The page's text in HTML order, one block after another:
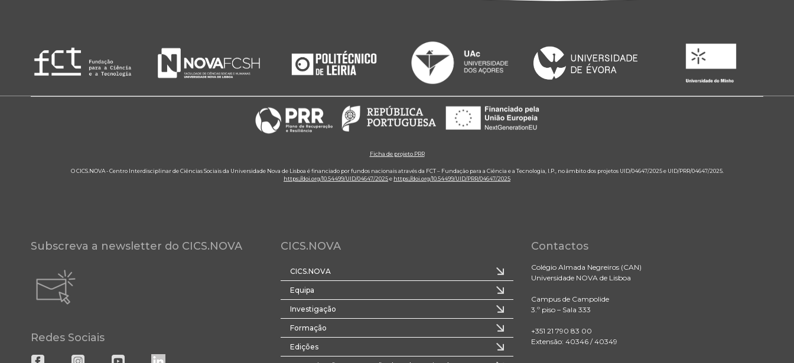
Ficha de projeto PRR
O CICS.NOVA - Centro Interdisciplinar de Ciências Sociais da Universidade Nova de Lisboa é financiado por fundos nacionais através da FCT – Fundação para a Ciência e a Tecnologia, I.P., no âmbito dos projetos UID/04647/2025 e UID/PRR/04647/2025.
https://doi.org/10.54499/UID/04647/2025e https://doi.org/10.54499/UID/PRR/04647/2025
Subscreva a newsletter do CICS.NOVA
Redes Sociais
CICS.NOVA
CICS.NOVA
Equipa
Investigação
Formação
Edições
Contactos
Colégio Almada Negreiros (CAN)
Universidade NOVA de Lisboa
Campus de Campolide
3.º piso – Sala 333
+351 21 790 83 00
Extensão: 40346 / 40349